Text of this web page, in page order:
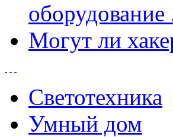
оборудование
Могут ли
Светотехника
Умный дом